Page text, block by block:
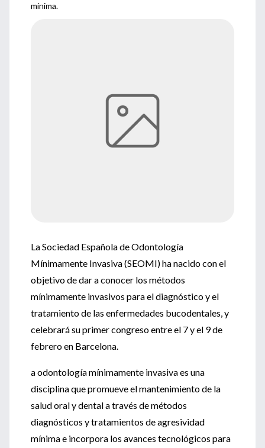
mínima.
La Sociedad Española de Odontología
Mínimamente Invasiva (SEOMI) ha nacido con el
objetivo de dar a conocer los métodos
mínimamente invasivos para el diagnóstico y el
tratamiento de las enfermedades bucodentales, y
celebrará su primer congreso entre el 7 y el 9 de
febrero en Barcelona.
a odontología mínimamente invasiva es una
disciplina que promueve el mantenimiento de la
salud oral y dental a través de métodos
diagnósticos y tratamientos de agresividad
mínima e incorpora los avances tecnológicos para